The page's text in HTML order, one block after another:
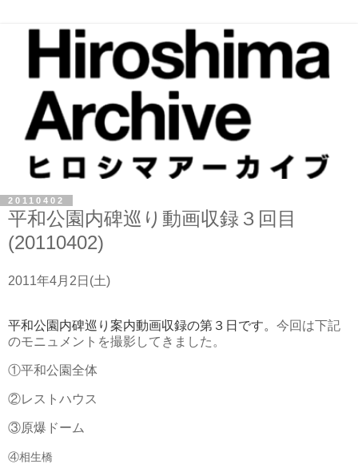
20110402
平和公園内碑巡り動画収録３回目
(20110402)
2011年4月2日(土)
平和公園内碑巡り案内動画収録の第３日です。
今回は下記
のモニュメントを撮影してきました。
①平和公園全体
②レストハウス
③原爆ドーム
④相生橋